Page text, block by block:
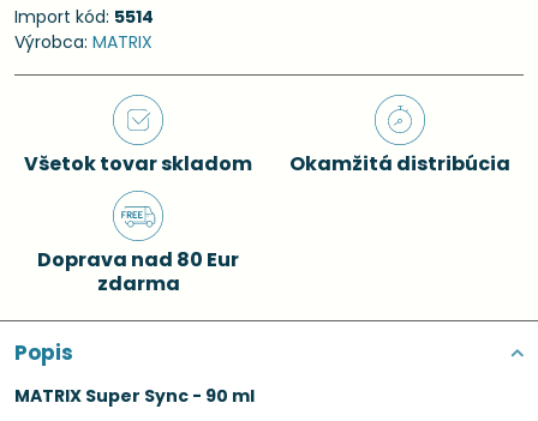
Import kód: 5514
Výrobca: MATRIX
Všetok tovar skladom Okamžitá distribúcia
Doprava nad 80 Eur
zdarma
Popis
MATRIX Super Sync - 90 ml